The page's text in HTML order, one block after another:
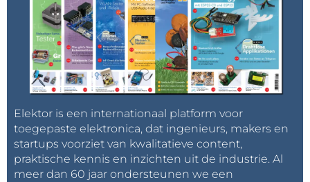
Elektor is een internationaal platform voor
toegepaste elektronica, dat ingenieurs, makers en
startups voorziet van kwalitatieve content,
praktische kennis en inzichten uit de industrie. Al
meer dan 60 jaar ondersteunen we een